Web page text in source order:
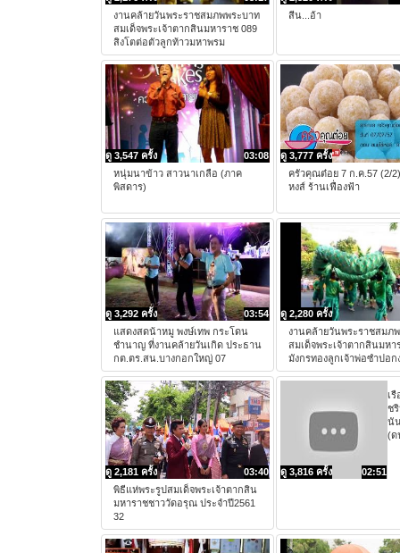
งานคล้ายวันพระราชสมภพพระบาท
สมเด็จพระเจ้าตากสินมหาราช 089
สิงโตต่อตัวลูกท้าวมหาพรม
สีน...อ้า
03:08
ดู 3,547 ครั้ง
หนุ่มนาข้าว สาวนาเกลือ (ภาค
พิสดาร)
ดู 3,777 ครั้ง
ครัวคุณต๋อย 7 ก.ค.57 (2/
หงส์ ร้านเฟื่องฟ้า
03:54
ดู 3,292 ครั้ง
แสดงสดน้าหมู พงษ์เทพ กระโดน
ชำนาญ ที่งานคล้ายวันเกิด ประธาน
กต.ตร.สน.บางกอกใหญ่ 07
ดู 2,280 ครั้ง
งานคล้ายวันพระราชสมภ
สมเด็จพระเจ้าตากสินมหา
มังกรทองลูกเจ้าพ่อซำปอก
03:40
ดู 2,181 ครั้ง
พิธีแห่พระรูปสมเด็จพระเจ้าตากสิน
มหาราชชาววัดอรุณ ประจำปี2561
32
02:51
ดู 3,816 ครั้ง
เ
ช
นั
(ด